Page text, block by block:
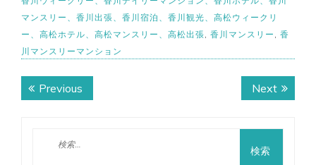
マンスリー、香川出張、香川宿泊、香川観光、高松ウィークリ
ー、高松ホテル、高松マンスリー、高松出張, 香川マンスリー , 香
川マンスリーマンション
投Previous
post:
NextNext
post: